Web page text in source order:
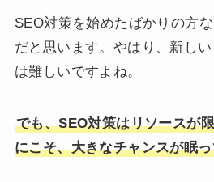
SEO対策を始めたばかりの方
だと思います。やはり、新し
は難しいですよね。
でも、SEO対策はリソースが
にこそ、大きなチャンスが眠